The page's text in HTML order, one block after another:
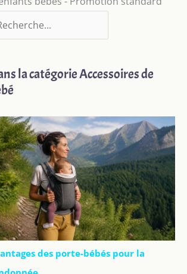
la catégorie Accessoires de
des porte-bébés pour la